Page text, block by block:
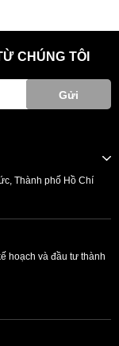
CHÚNG TÔI
Gửi
Thành phố Hồ Chí
hoạch và đầu tư thành